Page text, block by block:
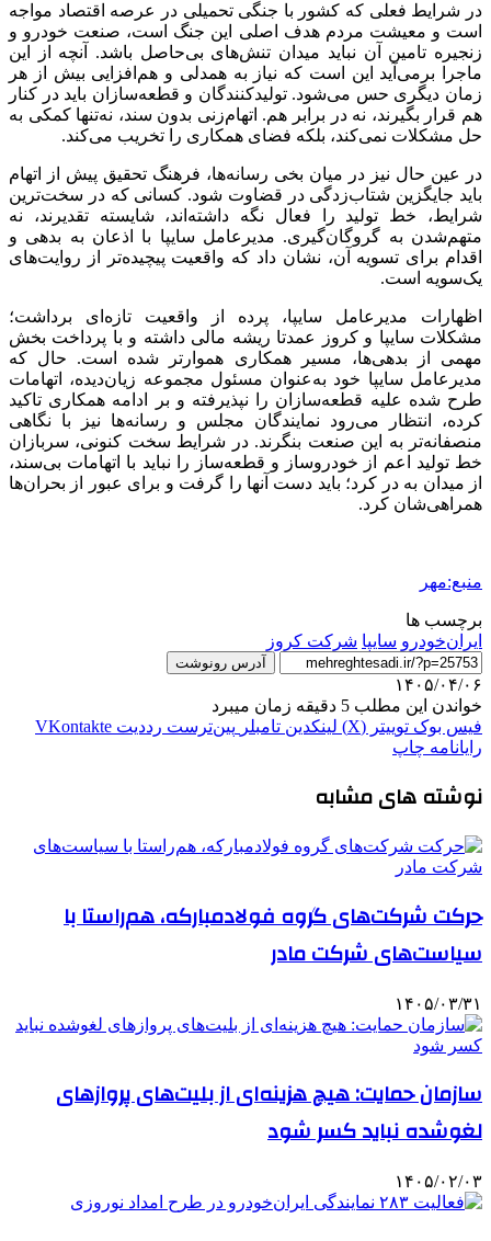
در شرایط فعلی که کشور با جنگی تحمیلی در عرصه اقتصاد مواجه
است و معیشت مردم هدف اصلی این جنگ است، صنعت خودرو و
زنجیره تامین آن نباید میدان تنش‌های بی‌حاصل باشد. آنچه از این
ماجرا برمی‌آید این است که نیاز به همدلی و هم‌افزایی بیش از هر
زمان دیگری حس می‌شود. تولیدکنندگان و قطعه‌سازان باید در کنار
هم قرار بگیرند، نه در برابر هم. اتهام‌زنی بدون سند، نه‌تنها کمکی به
حل مشکلات نمی‌کند، بلکه فضای همکاری را تخریب می‌کند.
در عین حال نیز در میان بخی رسانه‌ها، فرهنگ تحقیق پیش از اتهام
باید جایگزین شتاب‌زدگی در قضاوت شود. کسانی که در سخت‌ترین
شرایط، خط تولید را فعال نگه داشته‌اند، شایسته تقدیرند، نه
متهم‌شدن به گروگان‌گیری. مدیرعامل سایپا با اذعان به بدهی و
اقدام برای تسویه آن، نشان داد که واقعیت پیچیده‌تر از روایت‌های
یک‌سویه است.
اظهارات مدیرعامل سایپا، پرده از واقعیت تازه‌ای برداشت؛
مشکلات سایپا و کروز عمدتا ریشه مالی داشته و با پرداخت بخش
مهمی از بدهی‌ها، مسیر همکاری هموارتر شده است. حال که
مدیرعامل سایپا خود به‌عنوان مسئول مجموعه زیان‌دیده، اتهامات
طرح شده علیه قطعه‌سازان را نپذیرفته و بر ادامه همکاری تاکید
کرده، انتظار می‌رود نمایندگان مجلس و رسانه‌ها نیز با نگاهی
منصفانه‌تر به این صنعت بنگرند. در شرایط سخت کنونی، سربازان
خط تولید اعم از خودروساز و قطعه‌ساز را نباید با اتهامات بی‌سند،
از میدان به در کرد؛ باید دست آنها را گرفت و برای عبور از بحران‌ها
همراهی‌شان کرد.
منبع:مهر
برچسب ها
ایران‌خودرو سایپا شرکت کروز
آدرس رونوشت
۱۴۰۵/۰۴/۰۶
خواندن این مطلب 5 دقیقه زمان میبرد
فیس بوک توییتر (X) لینکدین ‫تامبلر ‫پین‌ترست ‫رددیت ‫VKontakte
رایانامه چاپ
نوشته های مشابه
حرکت شرکت‌های گروه فولادمبارکه، هم‌راستا با
سیاست‌های‌ شرکت مادر
۱۴۰۵/۰۳/۳۱
سازمان حمایت: هیچ هزینه‌ای از بلیت‌های پروازهای
لغوشده نباید کسر شود
۱۴۰۵/۰۲/۰۳